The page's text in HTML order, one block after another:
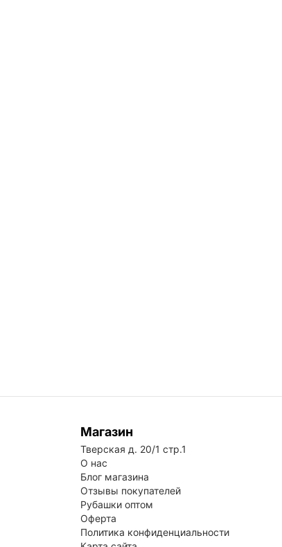
Магазин
Тверская д. 20/1 стр.1
О нас
Блог магазина
Отзывы покупателей
Рубашки оптом
Оферта
Политика конфиденциальности